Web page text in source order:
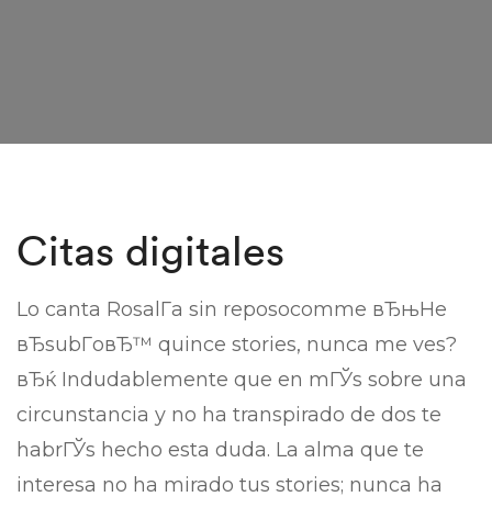
Citas digitales
Lo canta RosalГ­a sin reposocomme вЂњHe
вЂsubГ­oвЂ™ quince stories, nunca me ves?
вЂќ Indudablemente que en mГЎs sobre una
circunstancia y no ha transpirado de dos te
habrГЎs hecho esta duda. La alma que te
interesa no ha mirado tus stories; nunca ha